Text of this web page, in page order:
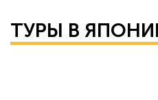
ТУРЫ В